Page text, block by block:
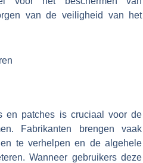
van de veiligheid van het
en patches is cruciaal voor de
Fabrikanten brengen vaak
te verhelpen en de algehele
Wanneer gebruikers deze